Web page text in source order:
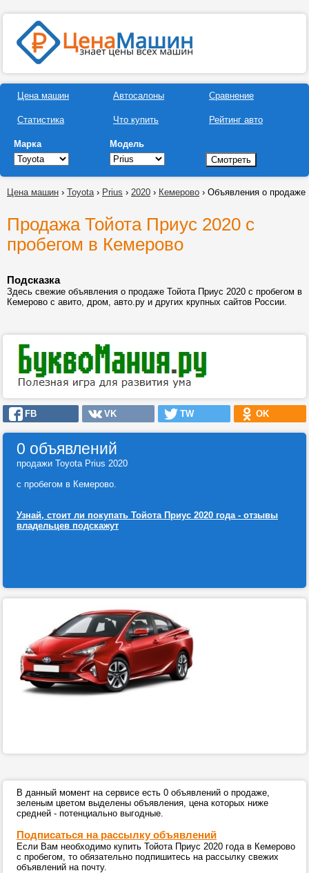
Цена машин
Статистика
Автосалоны
Что купить
Сравнение
Рейтинг авто
Марка Модель
Цена машин › Toyota› Prius › 2020 › Кемерово › Объявления о продаже
Продажа Тойота Приус 2020 с
пробегом в Кемерово
Подсказка
Здесь свежие объявления о продаже Тойота Приус 2020 с пробегом в
Кемерово с авито, дром, авто.ру и других крупных сайтов России.
FB VK TW OK
0 объявлений
продажи Toyota Prius 2020
с пробегом в Кемерово.
Узнай, стоит ли покупать Тойота Приус 2020 года - отзывы
владельцев подскажут
В данный момент на сервисе есть 0 объявлений о продаже,
зеленым цветом выделены объявления, цена которых ниже
средней - потенциально выгодные.
Подписаться на рассылку объявлений
Если Вам необходимо купить Тойота Приус 2020 года в Кемерово
с пробегом, то обязательно подпишитесь на рассылку свежих
объявлений на почту.